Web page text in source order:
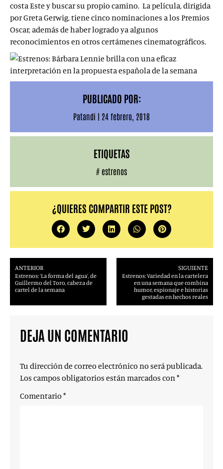
costa Este y buscar su propio camino. La película, dirigida
por Greta Gerwig, tiene cinco nominaciones a los Premios
Oscar, además de haber logrado ya algunos
reconocimientos en otros certámenes cinematográficos.
PUBLICADO POR:
Patandi | 24 febrero, 2018
ETIQUETAS
# estrenos
¿QUIERES COMPARTIR ESTE POST?
ANTERIOR
Estrenos: ‘La forma del agua’, de
Guillermo del Toro, cabeza de
cartel de la semana
SIGUIENTE
Estrenos: Variedad en la cartelera
en una semana que combina
humor, espionaje e historias
gestadas en hechos reales
DEJA UN COMENTARIO
Tu dirección de correo electrónico no será publicada.
Los campos obligatorios están marcados con*
Comentario *